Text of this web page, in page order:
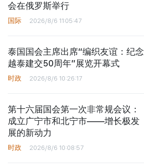
会在俄罗斯举行
国际 2026/8/6 11:05:47
泰国国会主席出席“编织友谊：纪念
越泰建交50周年”展览开幕式
时政 2026/8/6 10:26:17
第十六届国会第一次非常规会议：
成立广宁市和北宁市——增长极发
展的新动力
时政 2026/8/6 10:08:57